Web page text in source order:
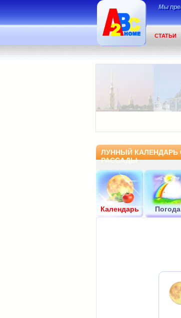
Мы
СТАТЬИ
ЛУННЫЙ КАЛЕНДАРЬ
РАССАДЫ
Календарь Погода